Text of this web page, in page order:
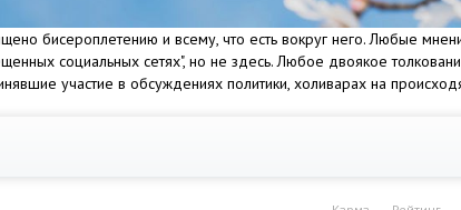
бисероплетению и всему, что есть вокруг него. Любые
социальных сетях", но не здесь. Любое двоякое
участие в обсуждениях политики, холиварах на